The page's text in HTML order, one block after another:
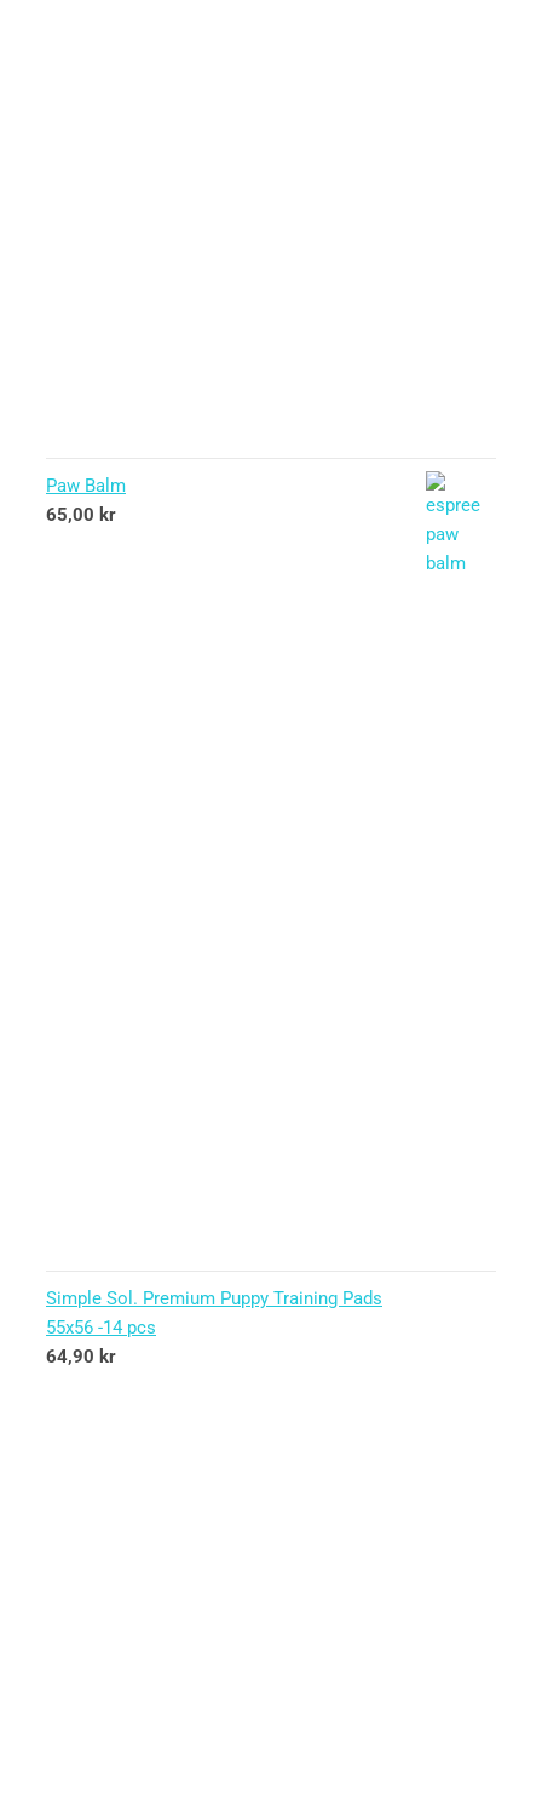
Paw Balm
65,00 kr
Simple Sol. Premium Puppy Training Pads
55x56 -14 pcs
64,90 kr